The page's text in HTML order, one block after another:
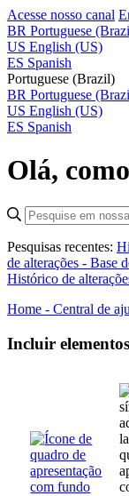
Acesse nosso canal
BR Portuguese
US English (US)
ES Spanish
Portuguese (Brazil)
BR Portuguese
US English (US)
ES Spanish
Olá,
Pesquisas recentes:
de alterações - Base
Histórico de
Home - Central de
Incluir